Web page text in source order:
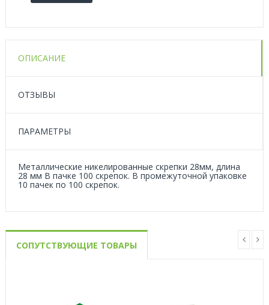
ОПИСАНИЕ
ОТЗЫВЫ
ПАРАМЕТРЫ
Металлические никелированные скрепки 28мм, длина
28 мм В пачке 100 скрепок. В промежуточной упаковке
10 пачек по 100 скрепок.
СОПУТСТВУЮЩИЕ ТОВАРЫ